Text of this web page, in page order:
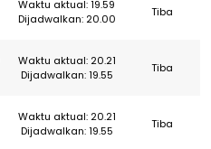
Waktu aktual: 19.59
Dijadwalkan: 20.00
Tiba
Waktu aktual: 20.21
Dijadwalkan: 19.55
Tiba
Waktu aktual: 20.21
Dijadwalkan: 19.55
Tiba